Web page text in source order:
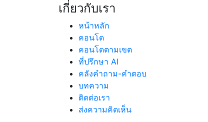
เกี่ยวกับเรา
หน้าหลัก
คอนโด
คอนโดตามเขต
ที่ปรึกษา AI
คลังคำถาม-คำตอบ
บทความ
ติดต่อเรา
ส่งความคิดเห็น